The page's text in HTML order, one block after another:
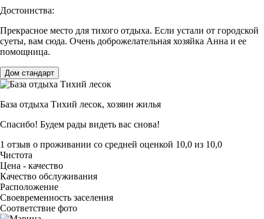
Достоинства:
Прекрасное место для тихого отдыха. Если устали от городской
суеты, вам сюда. Очень доброжелательная хозяйка Анна и ее
помощница.
Дом стандарт
База отдыха Тихий лесок, хозяин жилья
Спасибо! Будем рады видеть вас снова!
1 отзыв о проживании со средней оценкой 10,0 из 10,0
Чистота
Цена - качество
Качество обслуживания
Расположение
Своевременность заселения
Соответствие фото